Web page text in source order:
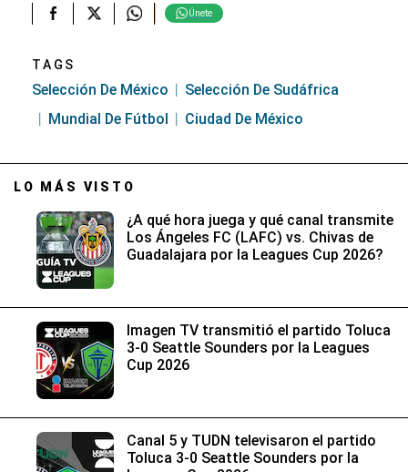
Únete
TAGS
Selección De México
Selección De Sudáfrica
Mundial De Fútbol
Ciudad De México
LO MÁS VISTO
¿A qué hora juega y qué canal transmite
Los Ángeles FC (LAFC) vs. Chivas de
Guadalajara por la Leagues Cup 2026?
Imagen TV transmitió el partido Toluca
3-0 Seattle Sounders por la Leagues
Cup 2026
Canal 5 y TUDN televisaron el partido
Toluca 3-0 Seattle Sounders por la